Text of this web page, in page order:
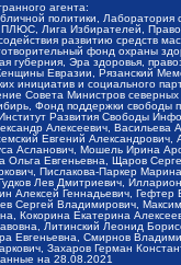
агента:
политики,
Лига Избирателей,
развитию средств
фонд охраны
губерния, Эра здоровья,
Евразии, Рязанский
инициатив и социального
Министров северных
Фонд поддержки
Развития Свободы
Алексеевич,
Евгений
Асланович, Мошель Ирина
Евгеньевна, Щаров
Пислакова-Паркер
Лев Дмитриевич,
Алексей Геннадьевич,
Сергей Владимирович,
Кокорина Екатерина
Литинский Леонид
Евгеньевна, Смирнов
Захаров Герман
на 28.08.2021